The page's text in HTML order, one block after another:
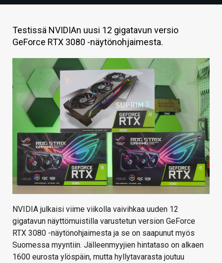
HINTA.FI
KAUPPA
VAIHDA TEEMA
HAKU
Testissä NVIDIAn uusi 12 gigatavun versio
GeForce RTX 3080 -näytönohjaimesta.
NVIDIA julkaisi viime viikolla vaivihkaa uuden 12
gigatavun näyttömuistilla varustetun version GeForce
RTX 3080 -näytönohjaimesta ja se on saapunut myös
Suomessa myyntiin. Jälleenmyyjien hintataso on alkaen
1600 eurosta ylöspäin, mutta hyllytavarasta joutuu